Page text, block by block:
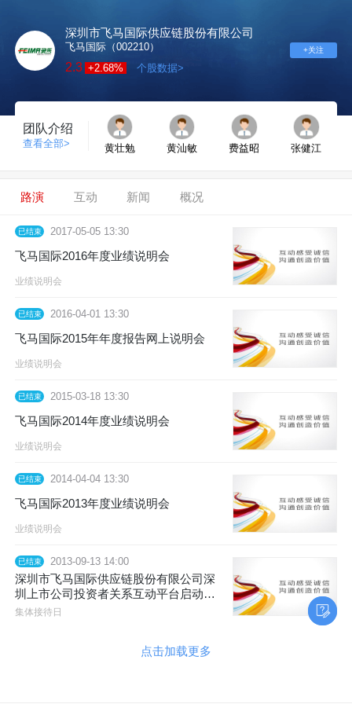
深圳市飞马国际供应链股份有限公司
飞马国际（002210）
2.3 +2.68% 个股数据>
+关注
团队介绍
查看全部> 黄壮勉 黄汕敏 费益昭 张健江
路演 互动 新闻 概况
已结束 2017-05-05 13:30
飞马国际2016年度业绩说明会
业绩说明会
已结束 2016-04-01 13:30
飞马国际2015年年度报告网上说明会
业绩说明会
已结束 2015-03-18 13:30
飞马国际2014年度业绩说明会
业绩说明会
已结束 2014-04-04 13:30
飞马国际2013年度业绩说明会
业绩说明会
已结束 2013-09-13 14:00
深圳市飞马国际供应链股份有限公司深
圳上市公司投资者关系互动平台启动暨
网上集体接待日
集体接待日
点击加载更多